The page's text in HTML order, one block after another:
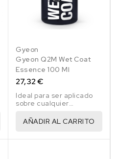
Gyeon
Gyeon Q2M Wet Coat
Essence 100 Ml
27,32 €
Ideal para ser aplicado
sobre cualquier
coche como la pintura,
plásticos, metales,
AÑADIR AL CARRITO